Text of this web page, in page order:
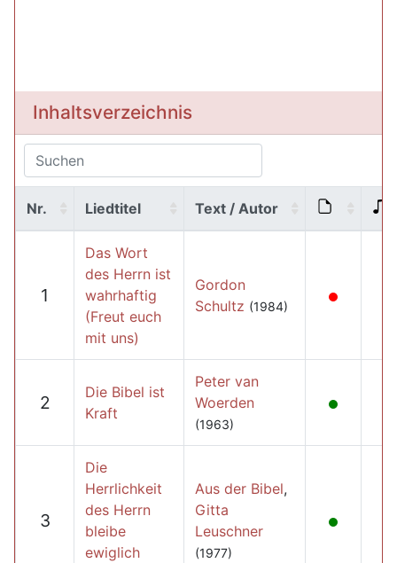
Inhaltsverzeichnis
Nr. Liedtitel Text / Autor
1
Das Wort
des Herrn ist
wahrhaftig
(Freut euch
mit uns)
Gordon
Schultz (1984)
2
Die Bibel ist
Kraft
Peter van
Woerden
(1963)
3
Die
Herrlichkeit
des Herrn
bleibe
ewiglich
Aus der Bibel,
Gitta
Leuschner
(1977)